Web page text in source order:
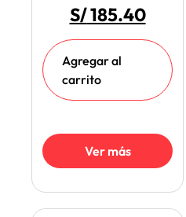
S/185.40
Agregar al
carrito
Ver más